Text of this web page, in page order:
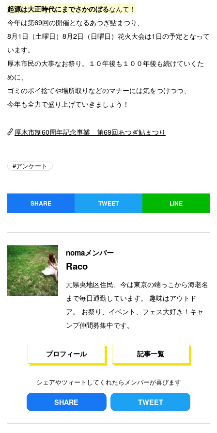
起源は大正時代にまでさかのぼるなんて！
今年は第69回の開催となるあつぎ鮎まつり、
8月1日（土曜日）8月2日（日曜日）花火大会は1日の予定となって
います。
厚木市民の大事なお祭り。１０年後も１００年後も続けていくた
めに、
ゴミのポイ捨てや場所取りなどのマナーには気をつけつつ、
今年も全力で盛り上げていきましょう！
厚木市制60周年記念事業 第69回あつぎ鮎まつり
アンケート
SHARE TWEET LINE
nomaメンバー
Raco
元県央地区住民、今は東京の端っこから海老名
まで毎日通勤しています。 趣味はアウトド
ア。 お祭り、イベント、フェス大好き！キャ
ンプ仲間募集中です。
プロフィール 記事一覧
シェアやツィートしてくれたらメンバーが喜びます
SHARE TWEET